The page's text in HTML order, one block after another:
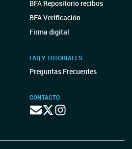
BFA Repositorio recibos
BFA Verificación
Firma digital
FAQ Y TUTORIALES
Preguntas Frecuentes
CONTACTO